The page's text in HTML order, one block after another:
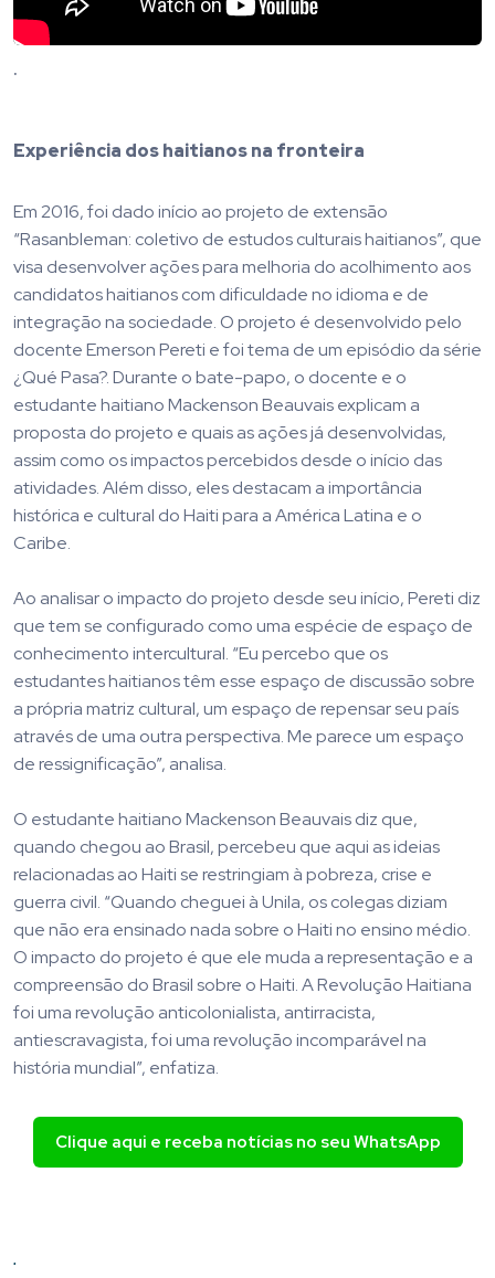
.
Experiência dos haitianos na fronteira
Em 2016, foi dado início ao projeto de extensão
“Rasanbleman: coletivo de estudos culturais haitianos”, que
visa desenvolver ações para melhoria do acolhimento aos
candidatos haitianos com dificuldade no idioma e de
integração na sociedade. O projeto é desenvolvido pelo
docente Emerson Pereti e foi tema de um episódio da série
¿Qué Pasa?. Durante o bate-papo, o docente e o
estudante haitiano Mackenson Beauvais explicam a
proposta do projeto e quais as ações já desenvolvidas,
assim como os impactos percebidos desde o início das
atividades. Além disso, eles destacam a importância
histórica e cultural do Haiti para a América Latina e o
Caribe.
Ao analisar o impacto do projeto desde seu início, Pereti diz
que tem se configurado como uma espécie de espaço de
conhecimento intercultural. “Eu percebo que os
estudantes haitianos têm esse espaço de discussão sobre
a própria matriz cultural, um espaço de repensar seu país
através de uma outra perspectiva. Me parece um espaço
de ressignificação”, analisa.
O estudante haitiano Mackenson Beauvais diz que,
quando chegou ao Brasil, percebeu que aqui as ideias
relacionadas ao Haiti se restringiam à pobreza, crise e
guerra civil. “Quando cheguei à Unila, os colegas diziam
que não era ensinado nada sobre o Haiti no ensino médio.
O impacto do projeto é que ele muda a representação e a
compreensão do Brasil sobre o Haiti. A Revolução Haitiana
foi uma revolução anticolonialista, antirracista,
antiescravagista, foi uma revolução incomparável na
história mundial”, enfatiza.
Clique aqui e receba notícias no seu WhatsApp
.